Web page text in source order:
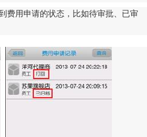
费用申请的状态，比如待审批、已审